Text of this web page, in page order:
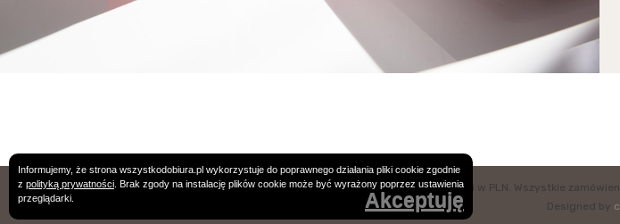
Podane ceny są cenami w PLN. Wszystkie
Designed by
Informujemy, że strona wszystkodobiura.pl wykorzystuje do poprawnego działania pliki cookie zgodnie
z polityką prywatności . Brak zgody na instalację plików cookie może być wyrażony poprzez ustawienia
przeglądarki.
Akceptuję